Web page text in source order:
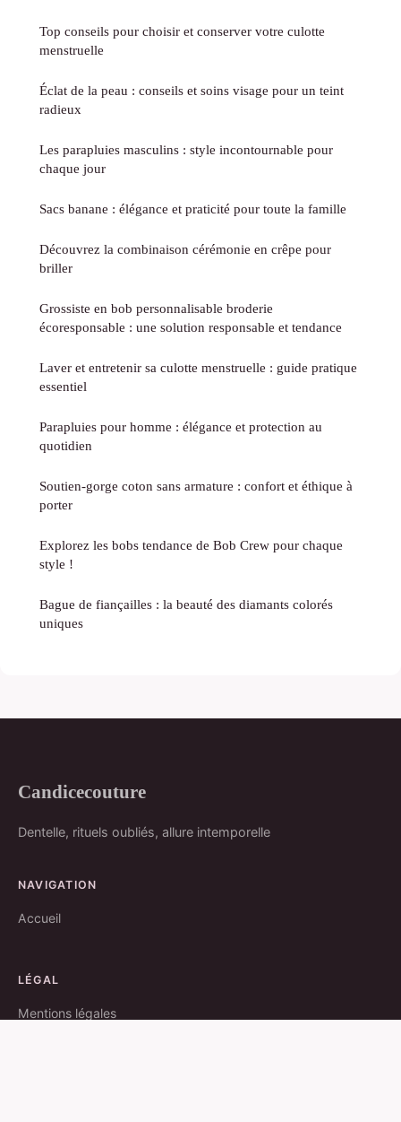
Top conseils pour choisir et conserver votre culotte
menstruelle
Éclat de la peau : conseils et soins visage pour un teint
radieux
Les parapluies masculins : style incontournable pour
chaque jour
Sacs banane : élégance et praticité pour toute la famille
Découvrez la combinaison cérémonie en crêpe pour
briller
Grossiste en bob personnalisable broderie
écoresponsable : une solution responsable et tendance
Laver et entretenir sa culotte menstruelle : guide pratique
essentiel
Parapluies pour homme : élégance et protection au
quotidien
Soutien-gorge coton sans armature : confort et éthique à
porter
Explorez les bobs tendance de Bob Crew pour chaque
style !
Bague de fiançailles : la beauté des diamants colorés
uniques
Candicecouture
Dentelle, rituels oubliés, allure intemporelle
NAVIGATION
Accueil
LÉGAL
Mentions légales